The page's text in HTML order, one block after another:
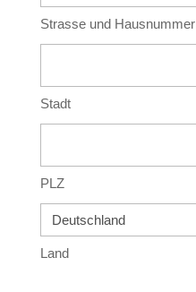
Strasse und Hausnummer
Stadt
PLZ
Land